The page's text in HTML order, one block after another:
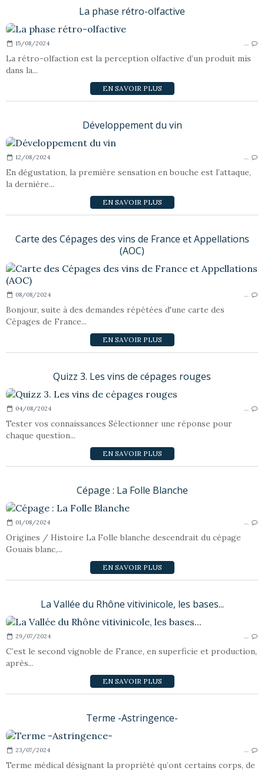
La phase rétro-olfactive
15/08/2024 …
La rétro-olfaction est la perception olfactive d’un produit mis
dans la...
EN SAVOIR PLUS
Développement du vin
12/08/2024 …
En dégustation, la première sensation en bouche est l’attaque,
la dernière...
EN SAVOIR PLUS
Carte des Cépages des vins de France et Appellations
(AOC)
08/08/2024 …
Bonjour, suite à des demandes répétées d'une carte des
Cépages de France...
EN SAVOIR PLUS
Quizz 3. Les vins de cépages rouges
04/08/2024 …
Tester vos connaissances Sélectionner une réponse pour
chaque question...
EN SAVOIR PLUS
Cépage : La Folle Blanche
01/08/2024 …
Origines / Histoire La Folle blanche descendrait du cépage
Gouais blanc,...
EN SAVOIR PLUS
La Vallée du Rhône vitivinicole, les bases...
29/07/2024 …
C’est le second vignoble de France, en superficie et production,
après...
EN SAVOIR PLUS
Terme -Astringence-
23/07/2024 …
Terme médical désignant la propriété qu’ont certains corps, de